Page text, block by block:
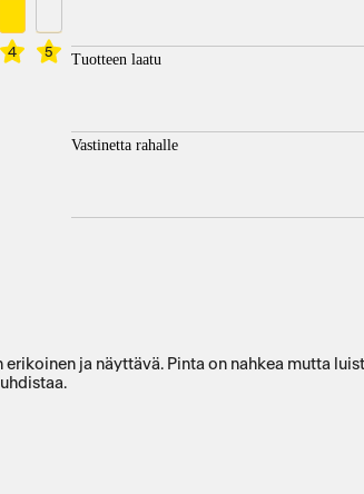
4 5
Tuotteen laatu
Vastinetta rahalle
ja näyttävä. Pinta on nahkea mutta